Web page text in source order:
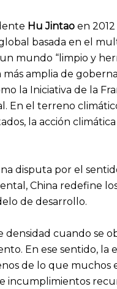
Hu Jintao en
basada en el
mundo “limpio y
amplia de
la Iniciativa de la
En el terreno
la acción
disputa por el
China redefine
de desarrollo.
cuando se
En ese sentido, la
de lo que